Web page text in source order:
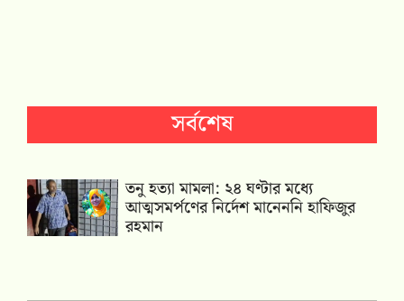
সর্বশেষ
তনু হত্যা মামলা: ২৪ ঘণ্টার মধ্যে
আত্মসমর্পণের নির্দেশ মানেননি হাফিজুর
রহমান